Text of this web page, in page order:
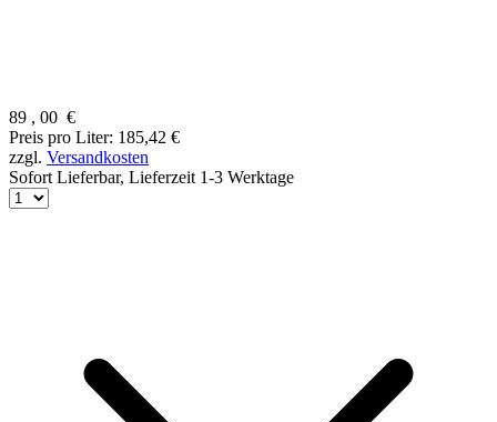
89 , 00 €
Preis pro Liter: 185,42 €
zzgl. Versandkosten
Sofort Lieferbar, Lieferzeit 1-3 Werktage